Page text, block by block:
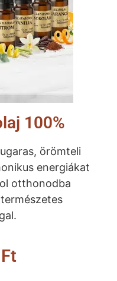
100%
örömteli
energiákat
otthonodba
Ft